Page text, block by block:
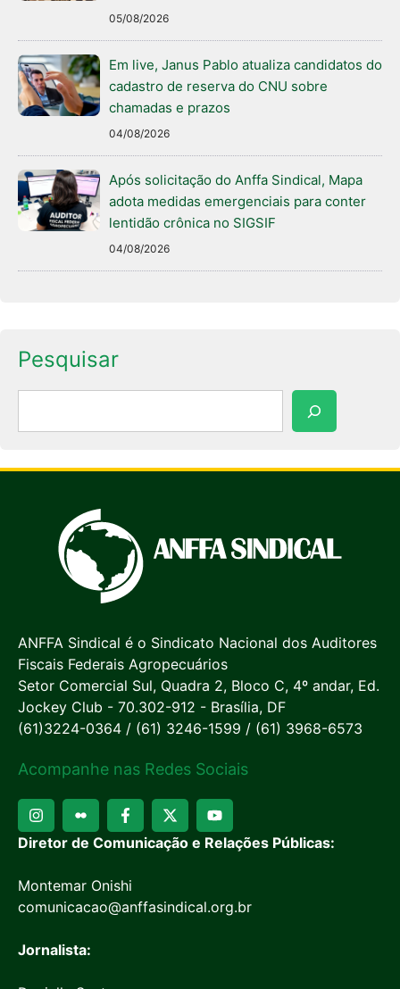
05/08/2026
Em live, Janus Pablo atualiza candidatos do
cadastro de reserva do CNU sobre
chamadas e prazos
04/08/2026
Após solicitação do Anffa Sindical, Mapa
adota medidas emergenciais para conter
lentidão crônica no SIGSIF
04/08/2026
Pesquisar
ANFFA Sindical é o Sindicato Nacional dos Auditores
Fiscais Federais Agropecuários
Setor Comercial Sul, Quadra 2, Bloco C, 4º andar, Ed.
Jockey Club - 70.302-912 - Brasília, DF
(61)3224-0364 / (61) 3246-1599 / (61) 3968-6573
Acompanhe nas Redes Sociais
Diretor de Comunicação e Relações Públicas:
Montemar Onishi
comunicacao@anffasindical.org.br
Jornalista: